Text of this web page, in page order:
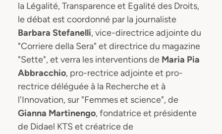
la Légalité, Transparence et Egalité des Droits,
le débat est coordonné par la journaliste
Barbara Stefanelli, vice-directrice adjointe du
"Corriere della Sera" et directrice du magazine
"Sette", et verra les interventions de Maria Pia
Abbracchio, pro-rectrice adjointe et pro-
rectrice déléguée à la Recherche et à
l'Innovation, sur "Femmes et science", de
Gianna Martinengo, fondatrice et présidente
de Didael KTS et créatrice de